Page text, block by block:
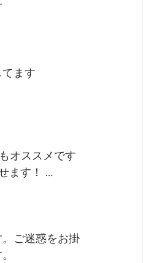
ます
オススメです
ます！ …
ご迷惑をお掛